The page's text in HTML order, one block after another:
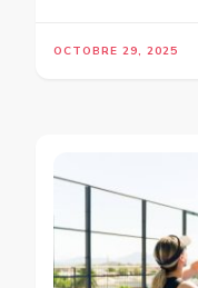
OCTOBRE 29, 2025